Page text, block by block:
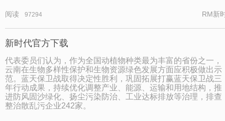
阅读 97294 RM新
新时代官方下载
代表委员们认为，作为全国动植物种类最为丰富的省份之一，
云南在生物多样性保护和生物资源绿色发展方面应积极做出示
范。蓝天保卫战取得决定性胜利，巩固拓展打赢蓝天保卫战三
年行动成果，持续优化调整产业、能源、运输和用地结构，推
进防风固沙绿化、扬尘污染防治、工业达标排放等治理，排查
整治散乱污企业242家。